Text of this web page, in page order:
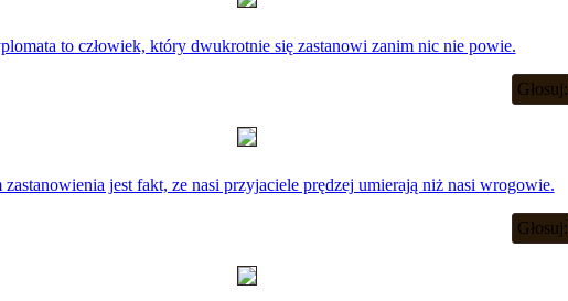
to człowiek, który dwukrotnie się zastanowi zanim nic nie powie.
Głosuj:
zastanowienia jest fakt, ze nasi przyjaciele prędzej umierają niż nasi wrogowie.
Głosuj: